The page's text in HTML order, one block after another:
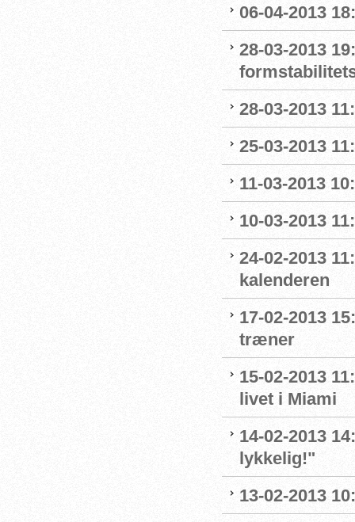
06-04-2013
28-03-2013
28-03-2013
25-03-2013
11-03-2013
10-03-2013
24-02-2013
kalenderen
17-02-2013
træner
15-02-2013
livet i Miami
14-02-2013
lykkelig!"
13-02-2013